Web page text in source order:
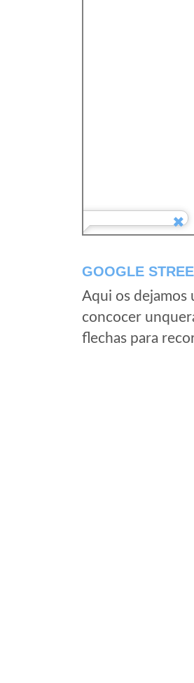
GOOGLE
Aqui os dejamos
concocer
flechas para